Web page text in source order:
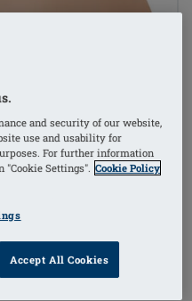
1/2
and security of our website,
use and usability for
For further information
"Cookie Settings". Cookie Policy
Accept All Cookies